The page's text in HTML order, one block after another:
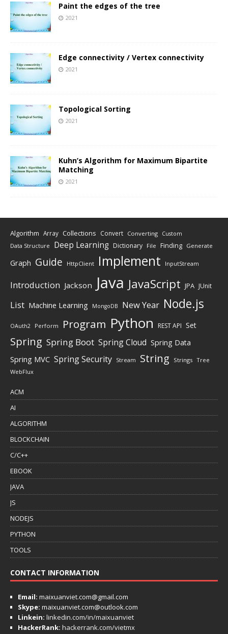
Paint the edges of the tree
2021
Edge connectivity / Vertex connectivity
2021
Topological Sorting
2021
Kuhn’s Algorithm for Maximum Bipartite
Matching
2021
Algorithm Array Collections Convert Converting Custom
Data Structure Deep Learning Dictionary File Finding Generate
Graph Guide HttpClient Implement InputStream
Introduction Jackson Java JavaScript JPA JUnit
List Machine Learning MongoDB New Year Node.js
OAuth2 Perform Program Python REST API Set
Spring Spring Boot Spring Cloud Spring Data
Spring MVC Spring Security Stream String Strings Tree
WebFlux
ACM
AI
ALGORITHM
BLOCKCHAIN
C/C++
EBOOK
JAVA
JS
NODEJS
PYTHON
TOOLS
CONTACT INFORMATION
Email: maixuanviet.com@gmail.com
Skype: maixuanviet.com@outlook.com
Linkein: linkedin.com/in/maixuanviet
HackerRank: hackerrank.com/vietmx